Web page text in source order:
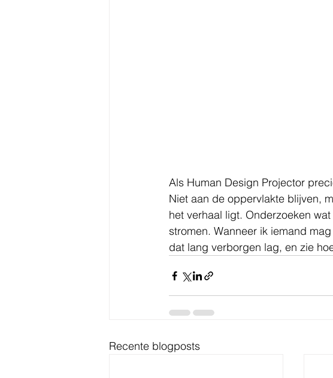
Als Human Design Projector
Niet aan de oppervlakte blijven,
het verhaal ligt. Onderzoeken
stromen. Wanneer ik iemand
dat lang verborgen lag, en zie
Recente blogposts